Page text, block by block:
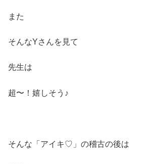
また
そんなYさんを見て
先生は
超〜！嬉しそう♪
そんな「アイキ♡」の稽古の後は